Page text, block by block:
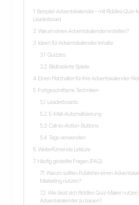
1 Beispiel-Adventskalender – mit Riddles Quiz-
Leaderboard
2 Warum einen Adventskalender erstellen?
3 Ideen für Adventskalender-Inhalte
3.1 Quizzes
3.2 Bildbasierte Spiele
4 Einen Platzhalter für Ihre Adventskalender-
5 Fortgeschrittene Techniken
5.1 Leaderboards
5.2 E-Mail-Automatisierung
5.3 Call-to-Action-Buttons
5.4 Tags verwenden
6 Weiterführende Lektüre
7 Häufig gestellte Fragen (FAQ)
7.1 Warum sollten Publisher einen
Marketing nutzen?
7.2 Wie lässt sich Riddles Quiz-Maker
Adventskalender zu bauen?